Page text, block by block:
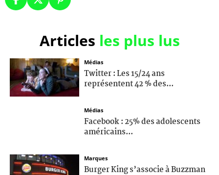
Articles les plus lus
Médias
Twitter : Les 15/24 ans
représentent 42 % des...
Médias
Facebook : 25% des adolescents
américains...
Marques
Burger King s’associe à Buzzman